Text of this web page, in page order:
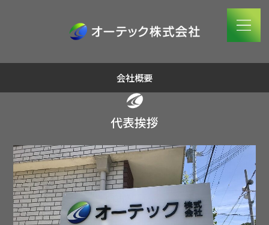
会社概要
代表挨拶